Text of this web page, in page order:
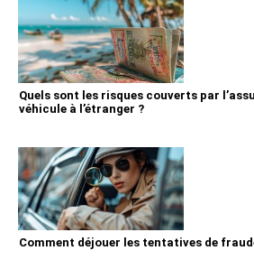
Quels sont les risques couverts par
véhicule à l’étranger ?
Comment déjouer les tentatives de